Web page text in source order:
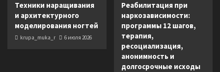
Техники наращивания
и архитектурного
моделирования ногтей
krupa_muka_r 6 июля 2026
Реабилитация при
наркозависимости:
программы 12 шагов,
терапия,
ресоциализация,
анонимность и
долгосрочные исходы